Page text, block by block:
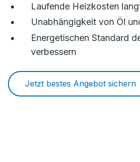
Laufende Heizkosten
Unabhängigkeit von Öl
Energetischen Standard
verbessern
Jetzt bestes Angebot sichern